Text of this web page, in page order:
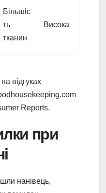
Більшіс
ть
тканин
Висока
відгуках
Reports.
при
нанівець,